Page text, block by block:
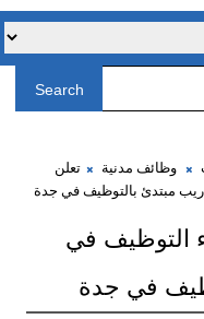
Search
وظائف مدنية
تعلن
مبتدئ بالتوظيف في جدة
التوظيف في
في جدة